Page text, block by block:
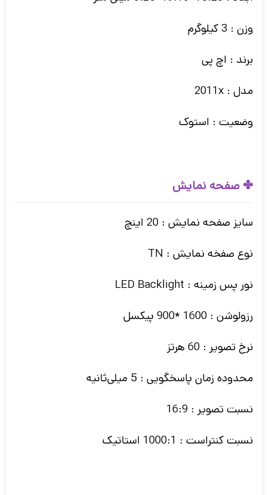
وزن : 3 کیلوگرم
برند : اچ پی
مدل : 2011x
وضعیت : استوک
✤ صفحه نمایش
سایز صفحه نمایش : 20 اینچ
نوع صفخه نمایش : TN
نور پس زمینه : LED Backlight
رزولوشن : 1600 *900 پیکسل
نرخ تصویر : 60 هرتز
محدوده زمان پاسخگویی : 5 میلی‌ثانیه
نسبت تصویر : 16:9
نسبت کنتراست : 1000:1 استاتیک